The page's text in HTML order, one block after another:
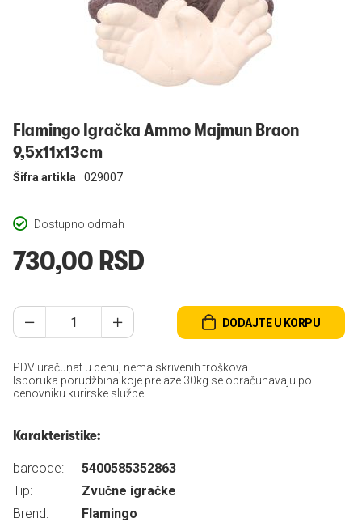
Flamingo Igračka Ammo Majmun Braon
9,5x11x13cm
Dostupno odmah
Šifra artikla 029007
730,00 RSD
DODAJTE U KORPU
PDV uračunat u cenu, nema skrivenih troškova.
Isporuka porudžbina koje prelaze 30kg se obračunavaju po
cenovniku kurirske službe.
Karakteristike:
barcode:
5400585352863
Tip:
Zvučne igračke
Brend:
Flamingo